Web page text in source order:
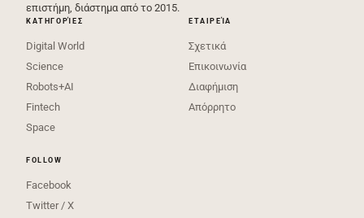
επιστήμη, διάστημα από το 2015.
ΚΑΤΗΓΟΡΊΕΣ
Digital World
Science
Robots+AI
Fintech
Space
ΕΤΑΙΡΕΊΑ
Σχετικά
Επικοινωνία
Διαφήμιση
Απόρρητο
FOLLOW
Facebook
Twitter / X